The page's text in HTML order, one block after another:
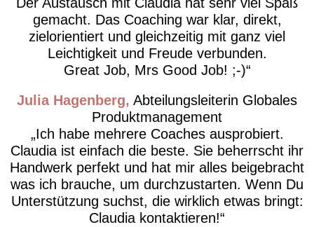
gemacht. Das Coaching war klar, direkt,
zielorientiert und gleichzeitig mit ganz viel
Leichtigkeit und Freude verbunden.
Great Job, Mrs Good Job! ;-)
Julia Hagenberg Abteilungsleiterin Globales
Produktmanagement
Ich habe mehrere Coaches ausprobiert.
Claudia ist einfach die beste. Sie beherrscht ihr
Handwerk perfekt und hat mir alles beigebracht
was ich brauche, um durchzustarten. Wenn Du
Unterstützung suchst, die wirklich etwas bringt:
Claudia kontaktieren!